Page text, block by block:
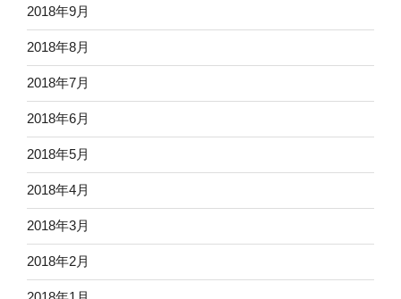
2018年9月
2018年8月
2018年7月
2018年6月
2018年5月
2018年4月
2018年3月
2018年2月